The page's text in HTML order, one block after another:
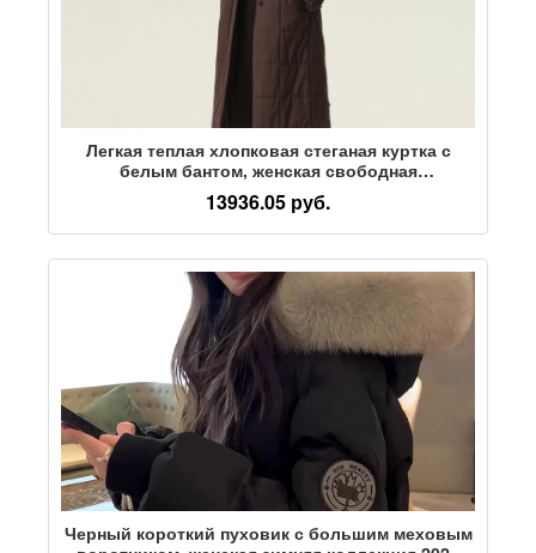
Легкая теплая хлопковая стеганая куртка с
белым бантом, женская свободная
темпераментная модная длинная хлопковая
стеганая куртка, пальто, осень и зима, новый
стиль 52636
13936.05 руб.
Черный короткий пуховик с большим меховым